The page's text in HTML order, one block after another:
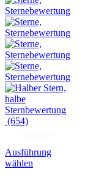
(654)
Ausführung
wählen